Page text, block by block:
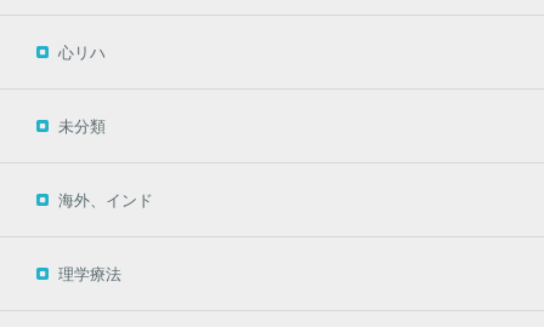
心リハ
未分類
海外、インド
理学療法